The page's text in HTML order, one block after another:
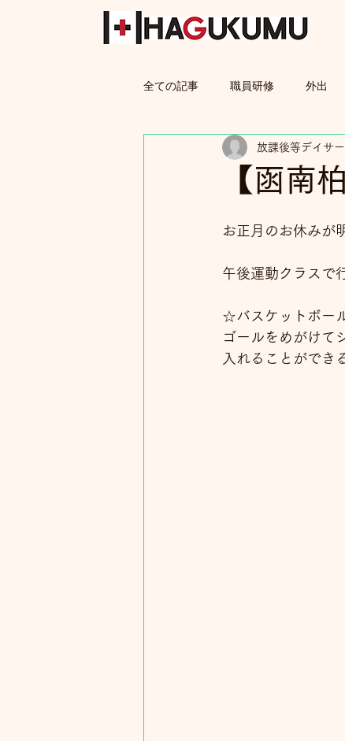
全ての記事 職員研修 外出
保護者
【函南
放課後等デイサ
お正月のお休みが
午後運動クラスで
☆バスケットボー
ゴールをめがけて
入れることができ